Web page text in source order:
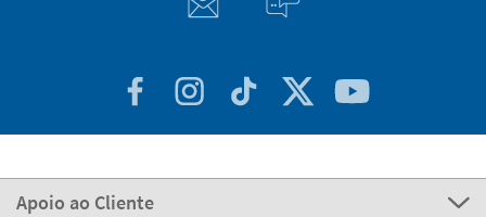
Apoio ao Cliente